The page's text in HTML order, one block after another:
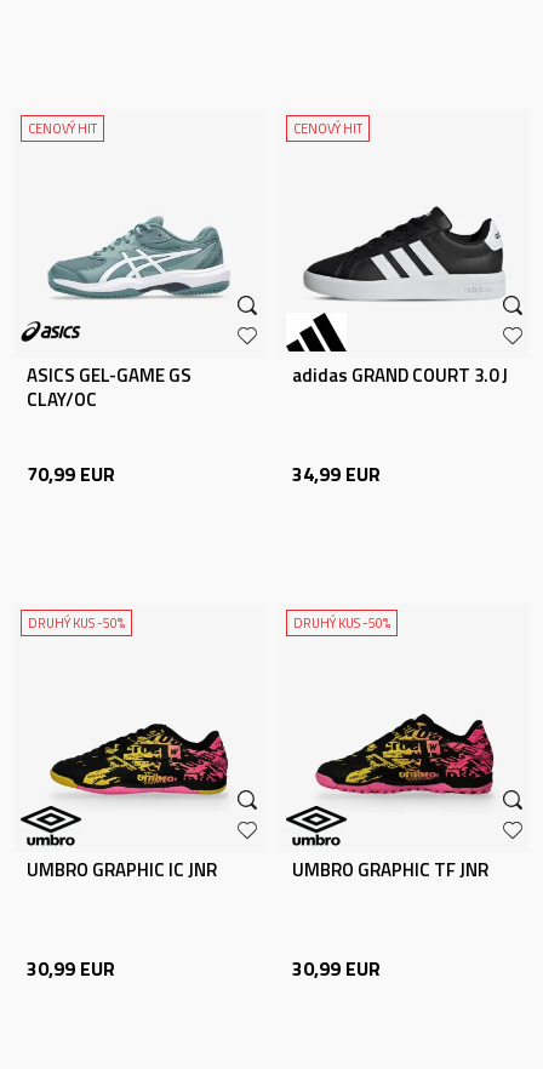
CENOVÝ HIT
ASICS GEL-GAME GS
CLAY/OC
70,99 EUR
CENOVÝ HIT
adidas GRAND COURT 3.0 J
34,99 EUR
DRUHÝ KUS -50%
UMBRO GRAPHIC IC JNR
30,99 EUR
DRUHÝ KUS -50%
UMBRO GRAPHIC TF JNR
30,99 EUR